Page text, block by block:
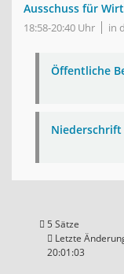
Ausschuss für
18:58-20:40 Uhr in
Öffentliche
5 Sätze
Letzte
20:01:03